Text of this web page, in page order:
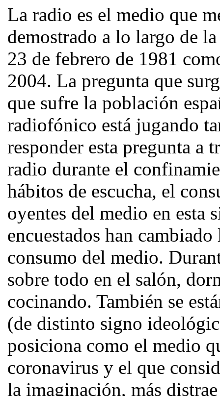
La radio es el medio que
demostrado a lo largo de
23 de febrero de 1981
2004. La pregunta que
que sufre la población
radiofónico está jugando
responder esta pregunta a
radio durante el
hábitos de escucha, el
oyentes del medio en esta
encuestados han
consumo del medio.
sobre todo en el salón,
cocinando. También se
(de distinto signo
posiciona como el medio
coronavirus y el que
la imaginación, más